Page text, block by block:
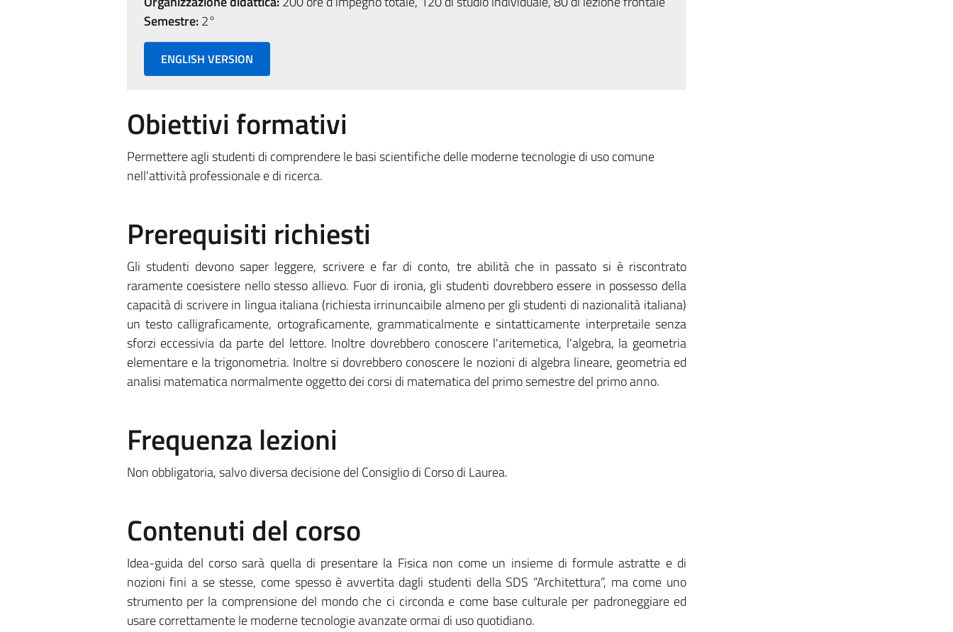
Semestre:2°
ENGLISH VERSION
Obiettivi formativi
Permettere agli studenti di comprendere le basi scientifiche delle moderne tecnologie di uso comune
nell'attività professionale e di ricerca.
Prerequisiti richiesti
Gli studenti devono saper leggere, scrivere e far di conto, tre abilità che in passato si è riscontrato
raramente coesistere nello stesso allievo. Fuor di ironia, gli studenti dovrebbero essere in possesso della
capacità di scrivere in lingua italiana (richiesta irrinuncaibile almeno per gli studenti di nazionalità italiana)
un testo calligraficamente, ortograficamente, grammaticalmente e sintatticamente interpretaile senza
sforzi eccessivia da parte del lettore. Inoltre dovrebbero conoscere l'aritemetica, l'algebra, la geometria
elementare e la trigonometria. Inoltre si dovrebbero conoscere le nozioni di algebra lineare, geometria ed
analisi matematica normalmente oggetto dei corsi di matematica del primo semestre del primo anno.
Frequenza lezioni
Non obbligatoria, salvo diversa decisione del Consiglio di Corso di Laurea.
Contenuti del corso
Idea-guida del corso sarà quella di presentare la Fisica non come un insieme di formule astratte e di
nozioni fini a se stesse, come spesso è avvertita dagli studenti della SDS “Architettura”, ma come uno
strumento per la comprensione del mondo che ci circonda e come base culturale per padroneggiare ed
usare correttamente le moderne tecnologie avanzate ormai di uso quotidiano.